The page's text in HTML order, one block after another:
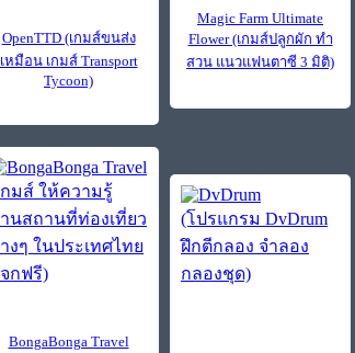
OpenTTD (เกมส์ขนส่ง
เหมือน เกมส์ Transport
Tycoon)
Magic Farm Ultimate
Flower (เกมส์ปลูกผัก ทำ
สวน แนวแฟนตาซี 3 มิติ)
BongaBonga Travel